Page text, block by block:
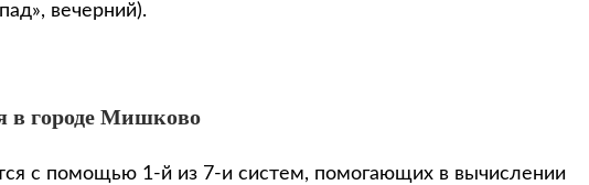
вечерний).
в городе Мишково
с помощью 1-й из 7-и систем, помогающих в вычислении